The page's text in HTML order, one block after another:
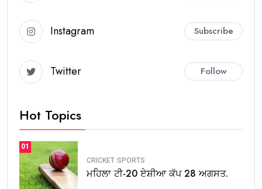
Instagram Subscribe
Twitter Follow
Hot Topics
01
CRICKET SPORTS
ਮਹਿਲਾ ਟੀ-20 ਏਸ਼ੀਆ ਕੱਪ 28 ਅਗਸਤ.